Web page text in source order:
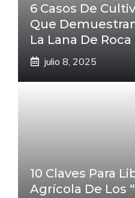
6 Casos De
Que
La Lana De
julio 8, 2025
10 Claves Para
Agrícola De Los